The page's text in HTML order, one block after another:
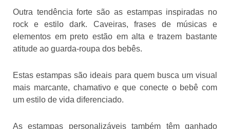
Outra tendência forte são as estampas inspiradas no
rock e estilo dark. Caveiras, frases de músicas e
elementos em preto estão em alta e trazem bastante
atitude ao guarda-roupa dos bebês.
Estas estampas são ideais para quem busca um visual
mais marcante, chamativo e que conecte o bebê com
um estilo de vida diferenciado.
As estampas personalizáveis também têm ganhado